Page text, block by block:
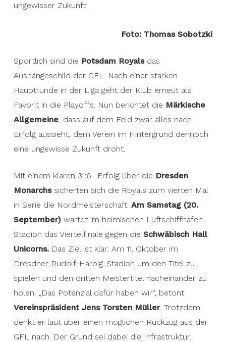
ungewisser Zukunft
Foto: Thomas Sobotzki
Sportlich sind die Potsdam Royalsdas
Aushängeschild der GFL. Nach einer starken
Hauptrunde in der Liga geht der Klub erneut als
Favorit in die Playoffs. Nun berichtet die Märkische
Allgemeine, dass auf dem Feld zwar alles nach
Erfolg aussieht, dem Verein im Hintergrund dennoch
eine ungewisse Zukunft droht.
Mit einem klaren 31:6- Erfolg über die Dresden
Monarchssicherten sich die Royals zum vierten Mal
in Serie die Nordmeisterschaft. Am Samstag (20.
September) wartet im heimischen Luftschiffhafen-
Stadion das Viertelfinale gegen die Schwäbisch Hall
Unicorns.Das Ziel ist klar: Am 11. Oktober im
Dresdner Rudolf-Harbig-Stadion um den Titel zu
spielen und den dritten Meistertitel nacheinander zu
holen. „Das Potenzial dafür haben wir“, betont
Vereinspräsident Jens Torsten Müller. Trotzdem
denkt er laut über einen möglichen Rückzug aus der
GFL nach. Der Grund sei dabei die Infrastruktur.